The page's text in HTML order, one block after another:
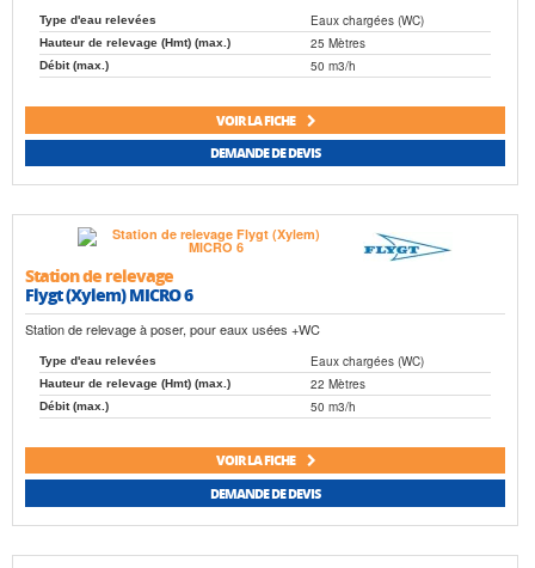
Type d'eau relevées Eaux chargées (WC)
Hauteur de relevage (Hmt) (max.) 25 Mètres
Débit (max.) 50 m3/h
VOIR LA FICHE
DEMANDE DE DEVIS
Station de relevage
Flygt (Xylem) MICRO 6
Station de relevage à poser, pour eaux usées +WC
Type d'eau relevées Eaux chargées (WC)
Hauteur de relevage (Hmt) (max.) 22 Mètres
Débit (max.) 50 m3/h
VOIR LA FICHE
DEMANDE DE DEVIS